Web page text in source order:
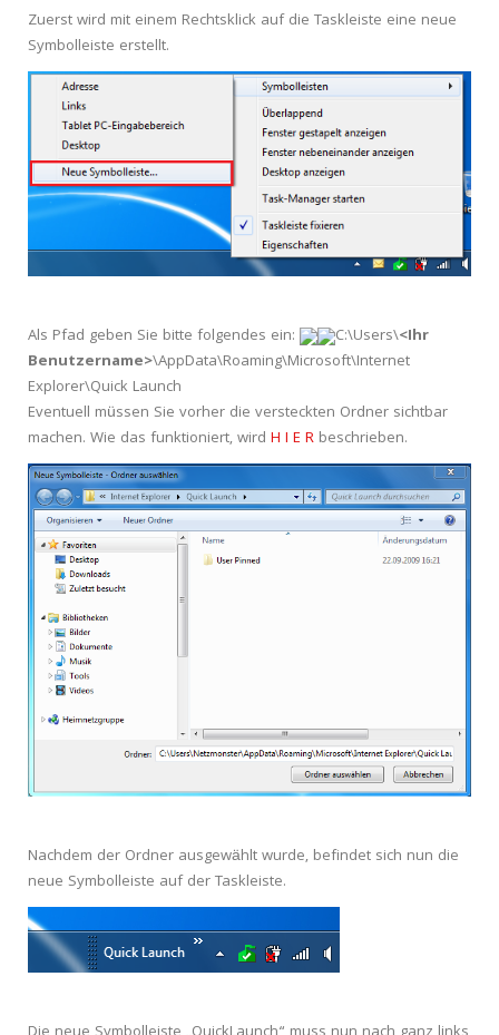
Zuerst wird mit einem Rechtsklick auf die Taskleiste eine neue
Symbolleiste erstellt.
Als Pfad geben Sie bitte folgendes ein: C:\Users\<Ihr
Benutzername>\AppData\Roaming\Microsoft\Internet
Explorer\Quick Launch
Eventuell müssen Sie vorher die versteckten Ordner sichtbar
machen. Wie das funktioniert, wird H I E R beschrieben.
Nachdem der Ordner ausgewählt wurde, befindet sich nun die
neue Symbolleiste auf der Taskleiste.